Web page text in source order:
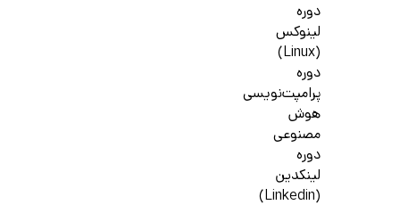
دوره
لینوکس
(Linux)
دوره
پرامپت‌نویسی
هوش
مصنوعی
دوره
لینکدین
(Linkedin)